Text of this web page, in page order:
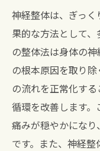
神経整体は、ぎっ
果的な方法として
の整体法は身体の
の根本原因を取り
の流れを正常化す
循環を改善します
痛みが穏やかにな
です。また、神経